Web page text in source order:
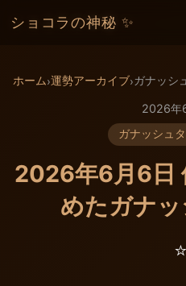
ショコラの神秘 ✨
ホーム›運勢アーカイブ›ガナッシュ
2026年
ガナッシュ
2026年6月6日
めたガナ
⭐️